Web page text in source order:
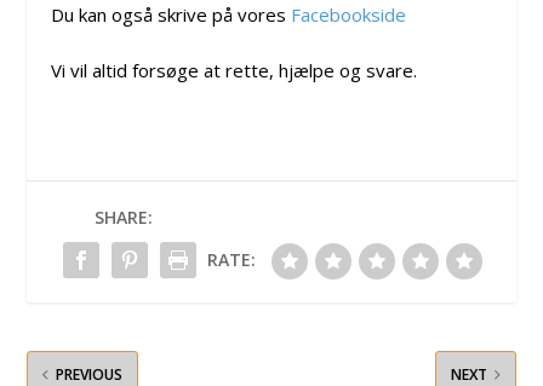
Du kan også skrive på vores Facebookside
Vi vil altid forsøge at rette, hjælpe og svare.
SHARE:
RATE:
PREVIOUS NEXT